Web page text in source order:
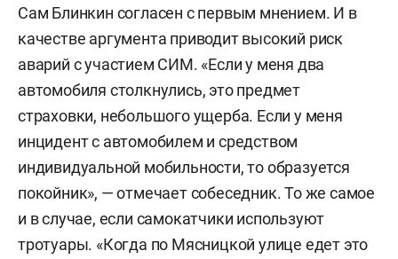
Сам Блинкин согласен с первым мнением. И в
качестве аргумента приводит высокий риск
аварий с участием СИМ. «Если у меня два
автомобиля столкнулись, это предмет
страховки, небольшого ущерба. Если у меня
инцидент с автомобилем и средством
индивидуальной мобильности, то образуется
покойник», — отмечает собеседник. То же самое
и в случае, если самокатчики используют
тротуары. «Когда по Мясницкой улице едет это